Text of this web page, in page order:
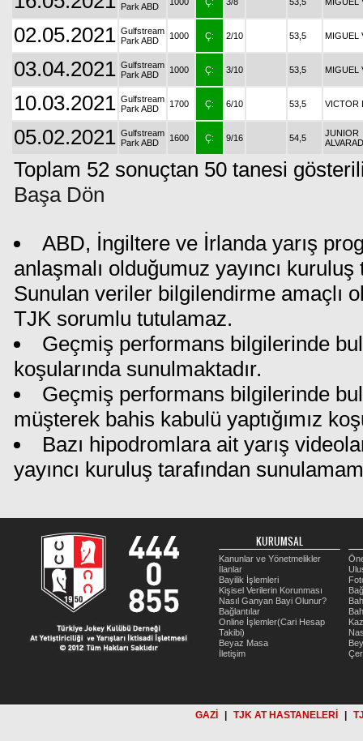
Park ABD
02.05.2021 Gulfstream
Park ABD
1000 Ç: 2/10 53,5 MIGUEL
03.04.2021 Gulfstream
Park ABD
1000 Ç: 3/10 53,5 MIGUEL
10.03.2021 Gulfstream
Park ABD
1700 Ç: 6/10 53,5 VICTOR
05.02.2021 Gulfstream
Park ABD
1600 Ç: 9/16 54,5
JUNIOR
Toplam 52 sonuçtan 50 tanesi
Başa Dön
ABD, İngiltere ve İrlanda yarış
anlaşmalı olduğumuz yayıncı
Sunulan veriler bilgilendirme amaçlı
TJK sorumlu tutulamaz.
Geçmiş performans bilgilerinde
koşularında sunulmaktadır.
Geçmiş performans bilgilerinde
müşterek bahis kabulü yaptığımız
Bazı hipodromlara ait yarış
yayıncı kuruluş tarafından
KURUMSAL
Kanunlar ve Yönetmelikler
İlanlar
Bayilik İşlemleri
Kişisel Verilerin Korunması
Nasıl Ganyan Bayi Olunur?
Bağlantılar
Online İşlemler(Cari Hesap
Takibi)
Beyaz Masa
İletişim
GAZİ TJK AT HASTANELERİ